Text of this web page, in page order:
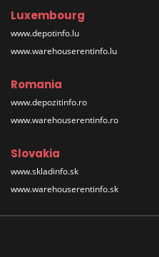
Luxembourg
www.depotinfo.lu
www.warehouserentinfo.lu
Romania
www.depozitinfo.ro
www.warehouserentinfo.ro
Slovakia
www.skladinfo.sk
www.warehouserentinfo.sk